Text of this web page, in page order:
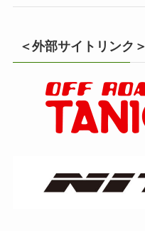
＜外部サイトリンク＞